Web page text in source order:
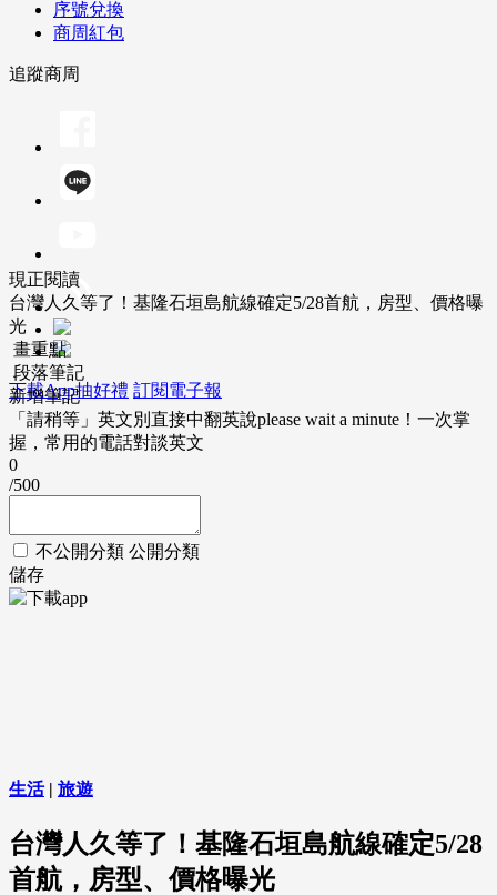
序號兌換
商周紅包
追蹤商周
下載App抽好禮 訂閱電子報
現正閱讀
台灣人久等了！基隆石垣島航線確定5/28首航，房型、價格曝
光
畫重點
段落筆記
新增筆記
「請稍等」英文別直接中翻英說please wait a minute！一次掌
握，常用的電話對談英文
0
/500
不公開分類 公開分類
儲存
生活| 旅遊
台灣人久等了！基隆石垣島航線確定5/28
首航，房型、價格曝光